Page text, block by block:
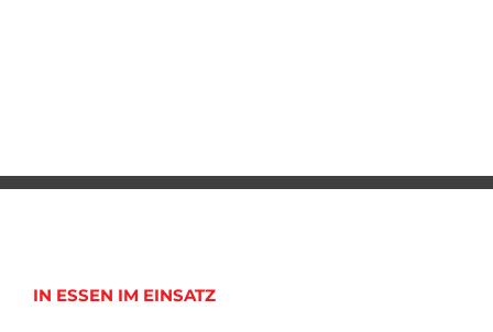
IN ESSEN IM EINSATZ